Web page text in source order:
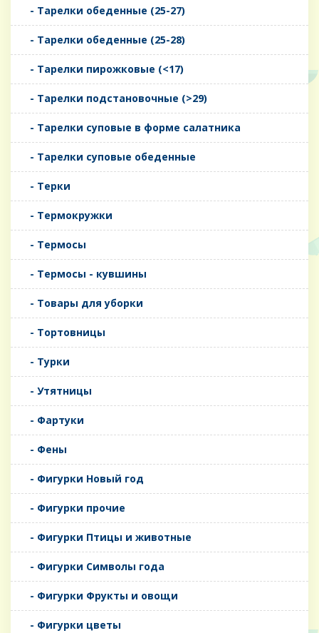
- Тарелки обеденные (25-27)
- Тарелки обеденные (25-28)
- Тарелки пирожковые (<17)
- Тарелки подстановочные (>29)
- Тарелки суповые в форме салатника
- Тарелки суповые обеденные
- Терки
- Термокружки
- Термосы
- Термосы - кувшины
- Товары для уборки
- Тортовницы
- Турки
- Утятницы
- Фартуки
- Фены
- Фигурки Новый год
- Фигурки прочие
- Фигурки Птицы и животные
- Фигурки Символы года
- Фигурки Фрукты и овощи
- Фигурки цветы